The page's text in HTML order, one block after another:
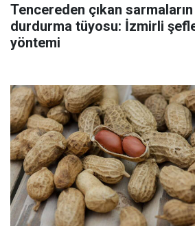
Tencereden çıkan sarmaların
durdurma tüyosu: İzmirli
yöntemi